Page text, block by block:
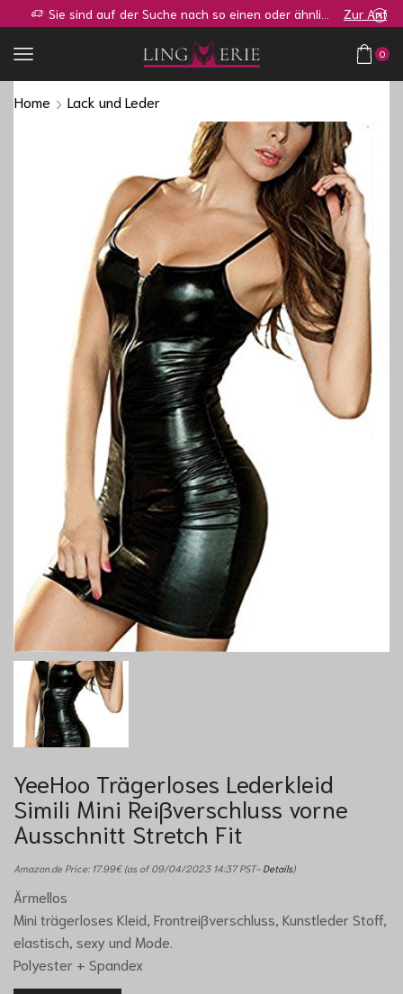
Sie sind auf der Suche nach so einen oder ähnlichen Shop? Zur Anfrage
0
Home Lack und Leder
YeeHoo Trägerloses Lederkleid
Simili Mini Reißverschluss vorne
Ausschnitt Stretch Fit
Amazon.de Price: 17.99€(as of 09/04/2023 14:37 PST- Details)
Ärmellos
Mini trägerloses Kleid, Frontreißverschluss, Kunstleder Stoff,
elastisch, sexy und Mode.
Polyester + Spandex